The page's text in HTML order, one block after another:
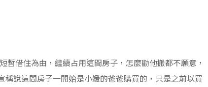
借住為由，繼續占用這間房子，怎麼勸他搬都不願意，
說這間房子一開始是小媛的爸爸購買的，只是之前以買